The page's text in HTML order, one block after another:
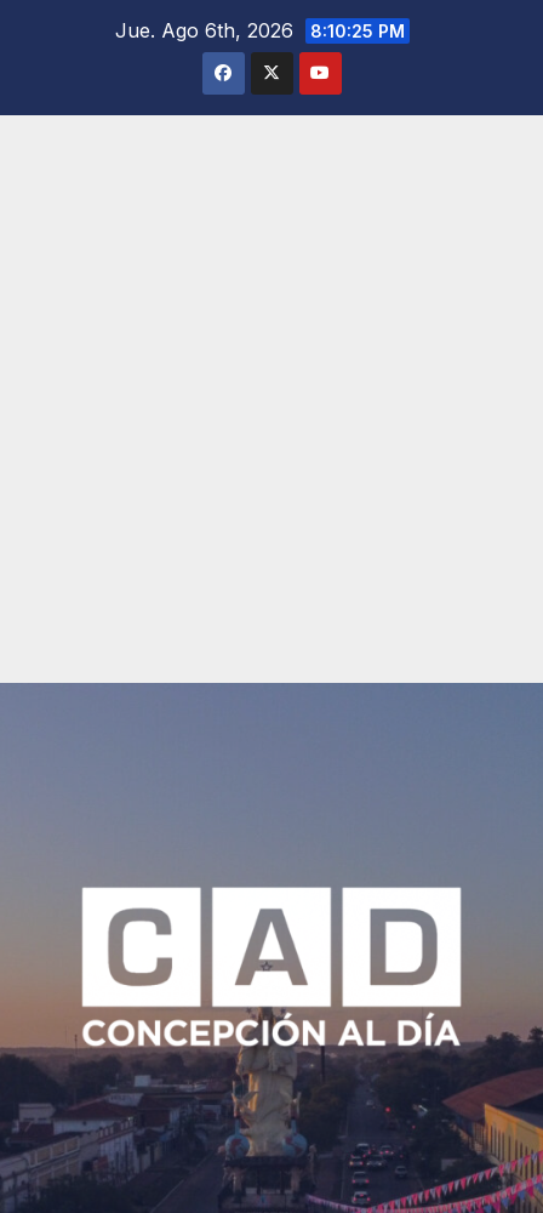
Jue. Ago 6th, 2026 8:10:27 PM